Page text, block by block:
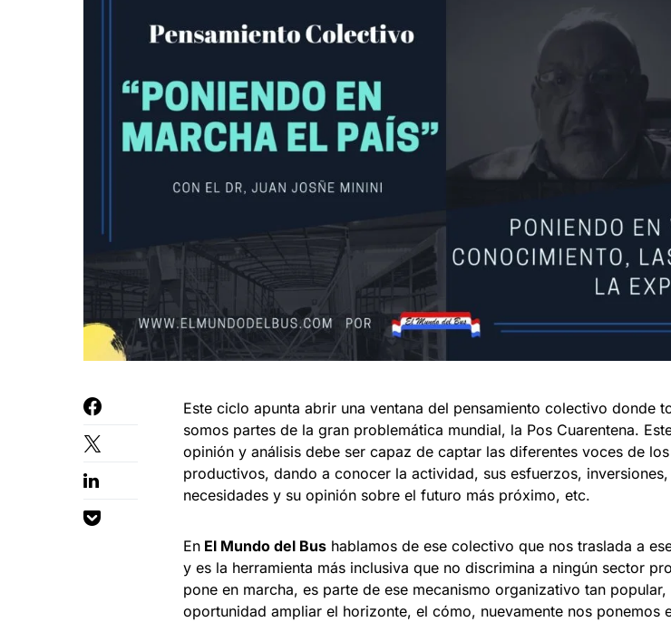
Este ciclo apunta abrir una ventana del pensamiento colectivo donde
somos partes de la gran problemática mundial, la Pos Cuarentena.
opinión y análisis debe ser capaz de captar las diferentes voces de
productivos, dando a conocer la actividad, sus esfuerzos,
necesidades y su opinión sobre el futuro más próximo, etc.
En El Mundo del Bus hablamos de ese colectivo que nos traslada a
y es la herramienta más inclusiva que no discrimina a ningún sector
pone en marcha, es parte de ese mecanismo organizativo tan
oportunidad ampliar el horizonte, el cómo, nuevamente nos ponemos